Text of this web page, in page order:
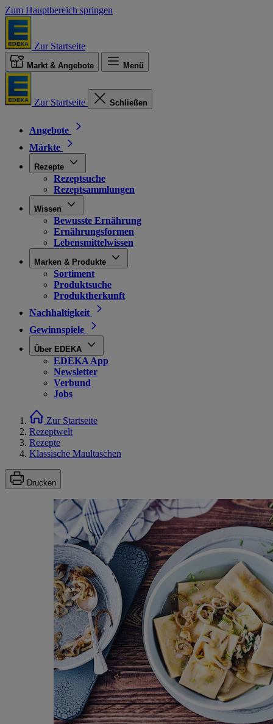
Zum Hauptbereich springen
Zur Startseite
Markt & Angebote Menü
Zur Startseite Schließen
Angebote
Märkte
Rezepte
Rezeptsuche
Rezeptsammlungen
Wissen
Bewusste Ernährung
Ernährungsformen
Lebensmittelwissen
Marken & Produkte
Sortiment
Produktsuche
Produktherkunft
Nachhaltigkeit
Gewinnspiele
Über EDEKA
EDEKA App
Newsletter
Verbund
Jobs
Zur Startseite
Rezeptwelt
Rezepte
Klassische Maultaschen
Drucken